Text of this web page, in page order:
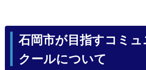
石岡市が目指すコミュ
クールについて